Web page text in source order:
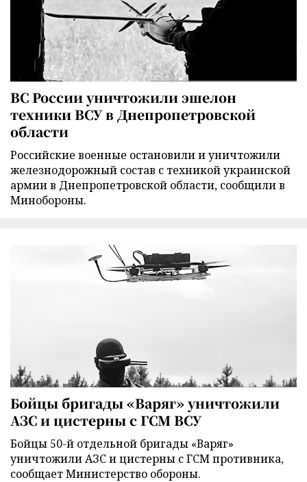
ВС России уничтожили эшелон
техники ВСУ в Днепропетровской
области
Российские военные остановили и уничтожили
железнодорожный состав с техникой украинской
армии в Днепропетровской области, сообщили в
Минобороны.
Бойцы бригады «Варяг» уничтожили
АЗС и цистерны с ГСМ ВСУ
Бойцы 50-й отдельной бригады «Варяг»
уничтожили АЗС и цистерны с ГСМ противника,
сообщает Министерство обороны.